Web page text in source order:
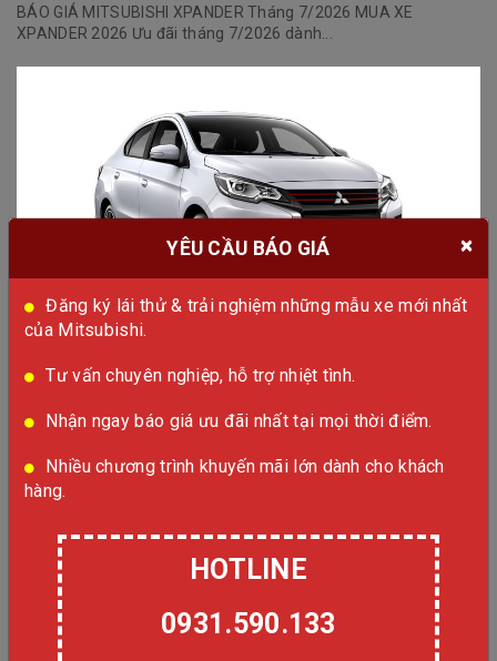
BÁO GIÁ MITSUBISHI XPANDER Tháng 7/2026 MUA XE
XPANDER 2026 Ưu đãi tháng 7/2026 dành...
MITSUBISHI ATTRAGE
Mitsubishi Attrage 2026 – Khởi Đầu Vững Chắc, Giá Chỉ Từ 380
YÊU CẦU BÁO GIÁ ×
Đăng ký lái thử & trải nghiệm những mẫu xe mới nhất
của Mitsubishi.
Tư vấn chuyên nghiệp, hỗ trợ nhiệt tình.
Nhận ngay báo giá ưu đãi nhất tại mọi thời điểm.
Nhiều chương trình khuyến mãi lớn dành cho khách
hàng.
HOTLINE
0931.590.133